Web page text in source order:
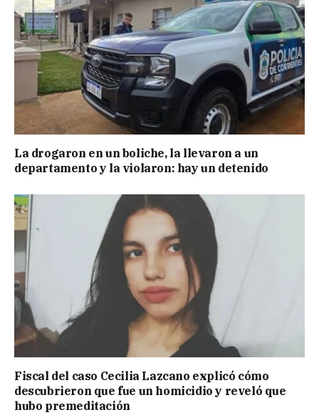
La drogaron en un boliche, la llevaron a un
departamento y la violaron: hay un detenido
Fiscal del caso Cecilia Lazcano explicó cómo
descubrieron que fue un homicidio y reveló que
hubo premeditación